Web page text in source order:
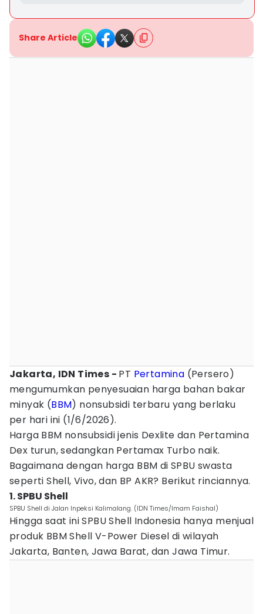
Share Article
Jakarta, IDN Times - PT Pertamina (Persero)
mengumumkan penyesuaian harga bahan bakar
minyak (BBM) nonsubsidi terbaru yang berlaku
per hari ini (1/6/2026).
Harga BBM nonsubsidi jenis Dexlite dan Pertamina
Dex turun, sedangkan Pertamax Turbo naik.
Bagaimana dengan harga BBM di SPBU swasta
seperti Shell, Vivo, dan BP AKR? Berikut rinciannya.
1. SPBU Shell
SPBU Shell di Jalan Inpeksi Kalimalang. (IDN Times/Imam Faishal)
Hingga saat ini SPBU Shell Indonesia hanya menjual
produk BBM Shell V-Power Diesel di wilayah
Jakarta, Banten, Jawa Barat, dan Jawa Timur.